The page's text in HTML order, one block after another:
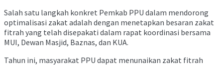
Salah satu langkah konkret Pemkab PPU dalam mendorong
optimalisasi zakat adalah dengan menetapkan besaran zakat
fitrah yang telah disepakati dalam rapat koordinasi bersama
MUI, Dewan Masjid, Baznas, dan KUA.
Tahun ini, masyarakat PPU dapat menunaikan zakat fitrah